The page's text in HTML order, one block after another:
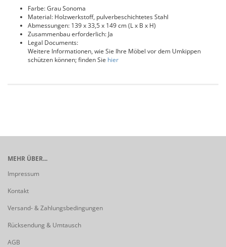
Farbe: Grau Sonoma
Material: Holzwerkstoff, pulverbeschichtetes Stahl
Abmessungen: 139 x 33,5 x 149 cm (L x B x H)
Zusammenbau erforderlich: Ja
Legal Documents:
Weitere Informationen, wie Sie Ihre Möbel vor dem Umkippen
schützen können; finden Sie hier
MEHR ÜBER...
Impressum
Kontakt
Versand- & Zahlungsbedingungen
Rücksendung & Umtausch
AGB